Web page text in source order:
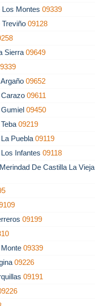
Montes 09339
09128
Sierra 09649
09652
09611
09450
09219
Puebla 09119
Infantes 09118
De Castilla La Vieja
09199
09339
09226
09191